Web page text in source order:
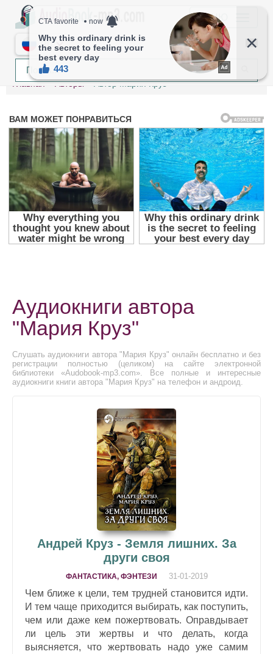
МЕНЮ
RU
Главная Авторы Автор Мария Круз
Аудиокниги автора
"Мария Круз"
Слушать аудиокниги автора "Мария Круз" онлайн бесплатно и без
регистрации полностью (целиком) на сайте электронной
библиотеки «Audobook-mp3.com». Все полные и интересные
аудиокниги книги автора "Мария Круз" на телефон и андроид.
Андрей Круз - Земля лишних. За
други своя
ФАНТАСТИКА, ФЭНТЕЗИ 31-01-2019
Чем ближе к цели, тем трудней становится идти.
И тем чаще приходится выбирать, как поступить,
чем или даже кем пожертвовать. Оправдывает
ли цель эти жертвы и что делать, когда
выясняется, что жертвовать надо уже самим